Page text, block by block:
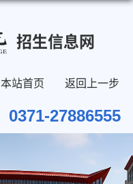
招生信息网
本站首页 返回上一步
0371-27886555